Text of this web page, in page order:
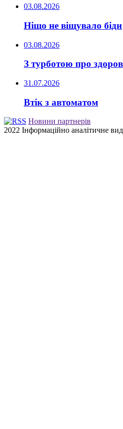
03.08.2026
Ніщо не віщувало біди
03.08.2026
З турботою про
31.07.2026
Втік з автоматом
Новини партнерів
2022 Інформаційно аналітичне